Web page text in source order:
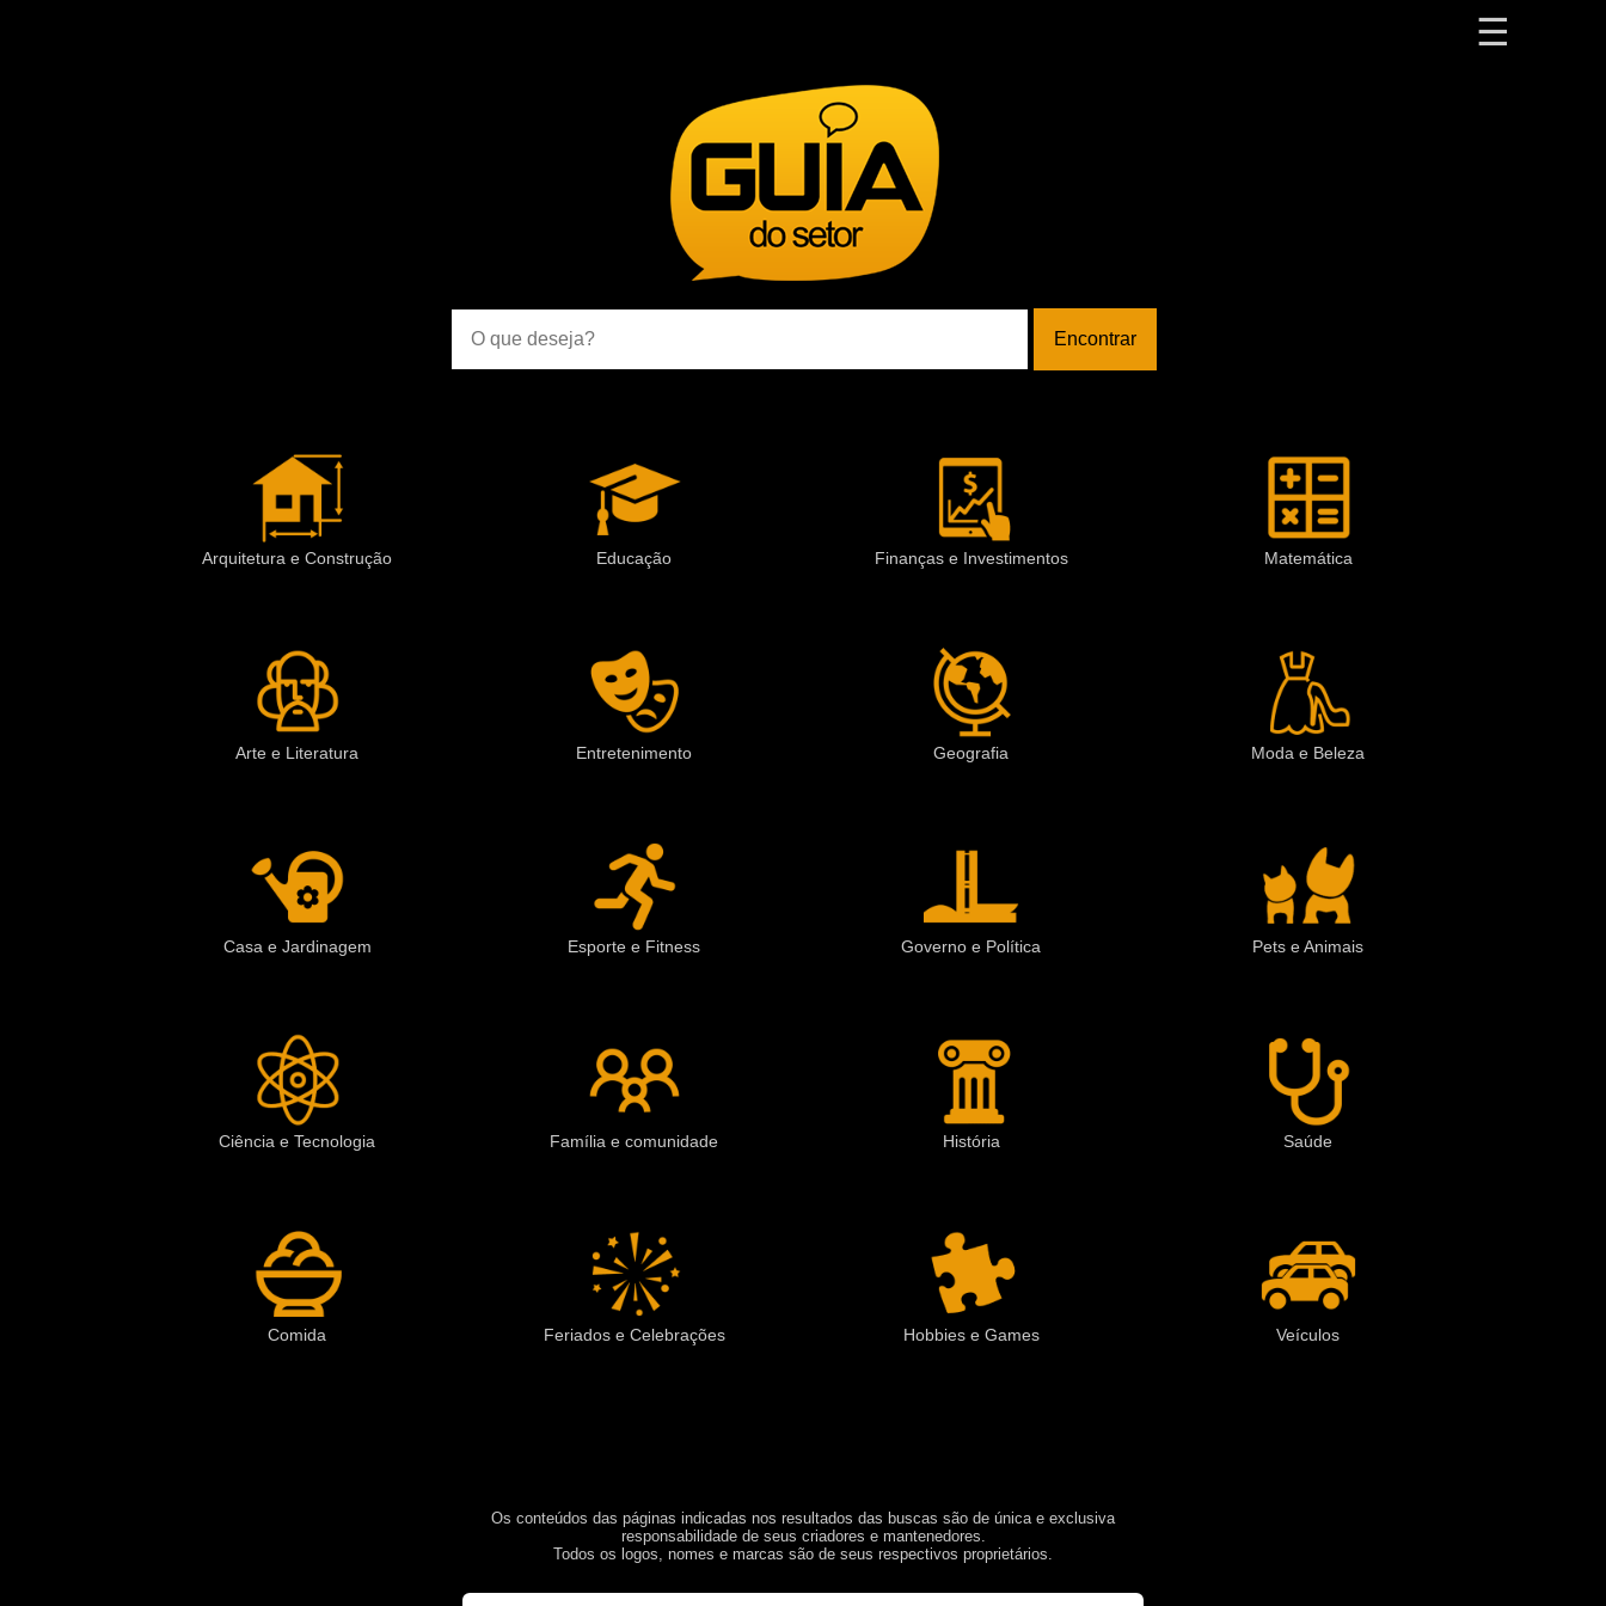
Arquitetura e Construção
Arte e Literatura
Casa e Jardinagem
Ciência e Tecnologia
Comida
Educação
Entretenimento
Esporte e Fitness
Família e comunidade
Feriados e Celebrações
Finanças e Investimentos
Geografia
Governo e Política
História
Hobbies e Games
Matemática
Moda e Beleza
Pets e Animais
Saúde
Veículos
Os conteúdos das páginas indicadas nos resultados das buscas são de única e exclusiva
responsabilidade de seus criadores e mantenedores.
Todos os logos, nomes e marcas são de seus respectivos proprietários.